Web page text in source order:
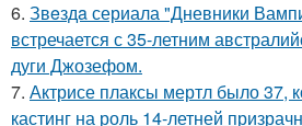
6. Звeздa сериала "Дневники
встречается с 35-летним
дуги Джозефом.
7. Актрисе плаксы мертл было 37,
кастинг на роль 14-летней